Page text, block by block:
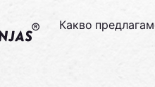
Какво